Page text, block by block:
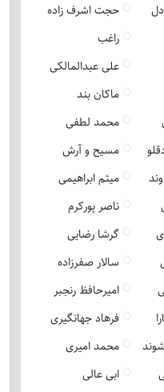
حجت اشرف زاده
راغب
علی عبدالمالکی
ماکان بند
محمد لطفی
مسیح و آرش
میثم ابراهیمی
ناصر پورکرم
گرشا رضایی
سالار صفرزاده
امیرحافظ رنجبر
فرهاد جهانگیری
محمد امیری
ابی عالی